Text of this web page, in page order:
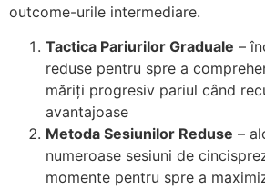
outcome-urile intermediare.
Tactica Pariurilor Graduale –
reduse pentru spre a
măriți progresiv pariul când
avantajoase
Metoda Sesiunilor Reduse –
numeroase sesiuni de
momente pentru spre a